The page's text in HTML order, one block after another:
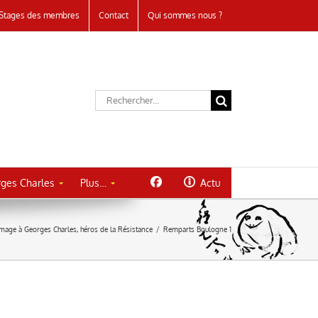
des membres Contact Qui sommes nous ?
Rechercher:
Charles Plus… Actu
à Georges Charles, héros de la Résistance / Remparts Boulogne 1